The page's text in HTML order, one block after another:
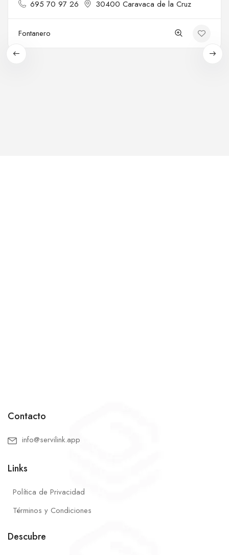
695 70 97 26 30400 Caravaca de la Cruz
Fontanero
Contacto
info@servilink.app
Links
Política de Privacidad
Términos y Condiciones
Descubre